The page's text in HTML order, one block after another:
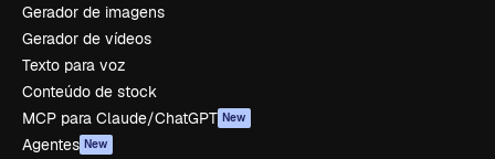
Gerador de imagens
Gerador de vídeos
Texto para voz
Conteúdo de stock
MCP para Claude/ChatGPT New
Agentes New